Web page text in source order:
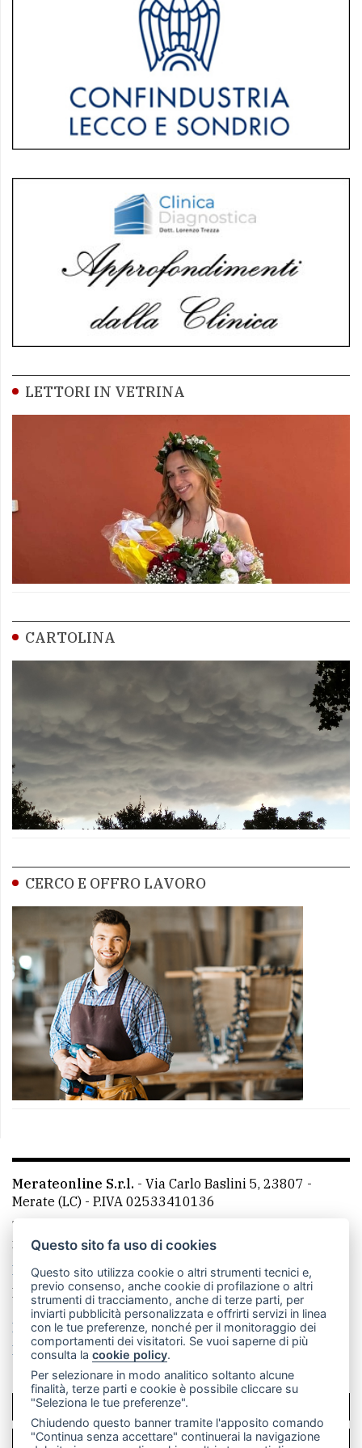
LETTORI IN VETRINA
CARTOLINA
CERCO E OFFRO LAVORO
Merateonline S.r.l. - Via Carlo Baslini 5, 23807 -
Merate (LC) - P.IVA 02533410136
Telefono:
mail: redazione@merateonline.it
La redazione
CasateOnline LeccoOnline
RSS
Made by VIP
Privacy policy
Cookie policy
Rivedi le tue scelte sui cookie
SCRIVICI
PER LA TUA PUBBLICITÀ
Questo sito fa uso di cookies
Questo sito utilizza cookie o altri strumenti tecnici e,
previo consenso, anche cookie di profilazione o altri
strumenti di tracciamento, anche di terze parti, per
inviarti pubblicità personalizzata e offrirti servizi in linea
con le tue preferenze, nonché per il monitoraggio dei
comportamenti dei visitatori. Se vuoi saperne di più
consulta lacookie policy.
Per selezionare in modo analitico soltanto alcune
finalità, terze parti e cookie è possibile cliccare su
"Seleziona le tue preferenze".
Chiudendo questo banner tramite l'apposito comando
"Continua senza accettare" continuerai la navigazione